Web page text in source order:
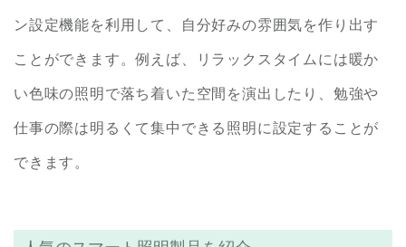
ン設定機能を利用して、自分好みの雰囲気を作り出す
ことができます。例えば、リラックスタイムには暖か
い色味の照明で落ち着いた空間を演出したり、勉強や
仕事の際は明るくて集中できる照明に設定することが
できます。